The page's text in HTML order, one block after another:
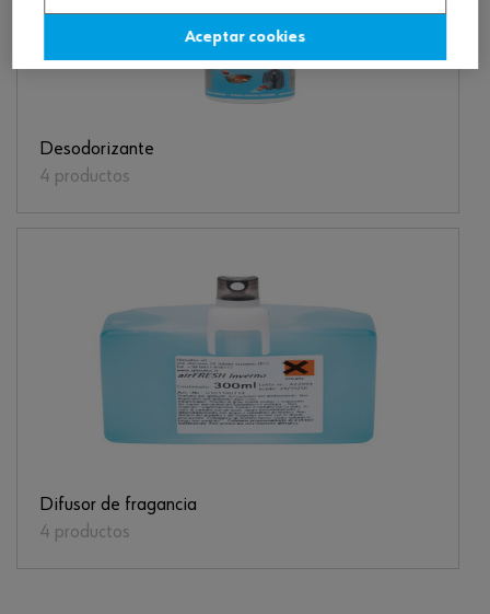
Desodorizante
4 productos
Difusor de fragancia
4 productos
Aceptar cookies